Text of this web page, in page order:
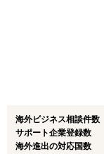
算、銀行支払支援
ご支援いたしま
軽にご相談くださ
海外ビジネス相談件数
サポート企業登録数
海外進出の対応国数